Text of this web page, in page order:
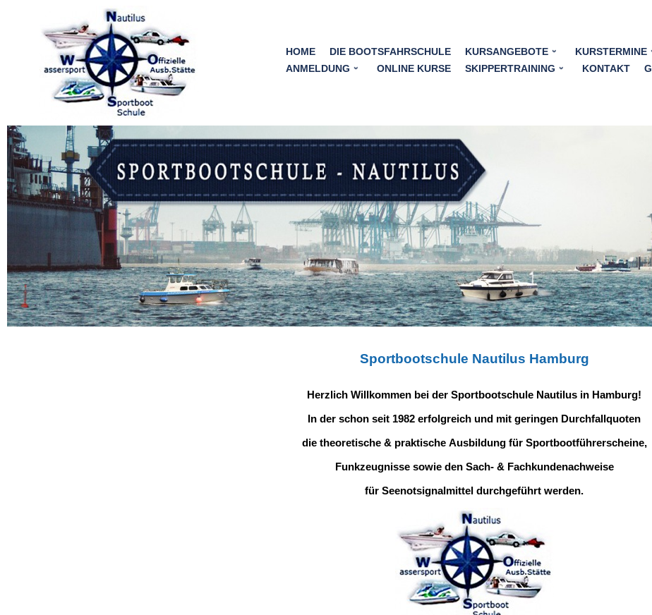
HOME DIE BOOTSFAHRSCHULE KURSANGEBOTE KURSTERMINE
ANMELDUNG
ONLINE KURSE SKIPPERTRAINING KONTAKT
Sportbootschule Nautilus Hamburg
Herzlich Willkommen bei der Sportbootschule Nautilus in Hamburg!
In der schon seit 1982 erfolgreich und mit geringen Durchfallquoten
die theoretische & praktische Ausbildung für Sportbootführerscheine,
Funkzeugnisse sowie den Sach- & Fachkundenachweise
für Seenotsignalmittel durchgeführt werden.